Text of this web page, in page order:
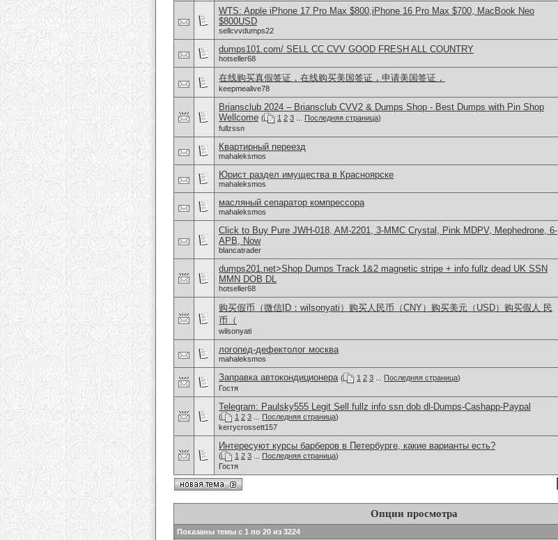
WTS: Apple iPhone 17 Pro Max $800,iPhone 16 Pro Max $700, MacBook Neo
$800USD
sellcvvdumps22
dumps101.com/ SELL CC CVV GOOD FRESH ALL COUNTRY
hotseller68
在线购买真假签证，在线购买美国签证，申请美国签证，
keepmealive78
Briansclub 2024 – Briansclub CVV2 & Dumps Shop - Best Dumps with Pin Shop
Wellcome ( 1 2 3 Последняя страница)
fullzssn
Квартирный переезд
mahaleksmos
Юрист раздел имущества в Красноярске
mahaleksmos
масляный сепаратор компрессора
mahaleksmos
Click to Buy Pure JWH-018, AM-2201, 3-MMC Crystal, Pink MDPV, Mephedrone, 6-
APB, Now
blancatrader
dumps201.net>Shop Dumps Track 1&2 magnetic stripe + info fullz dead UK SSN
MMN DOB DL
hotseller68
购买假币（微信ID：wilsonyati）购买人民币（CNY）购买美元（USD）购买假人 民
币（
wilsonyati
логопед-дефектолог москва
mahaleksmos
Заправка автокондиционера ( 1 2 3 Последняя страница)
Гостя
Telegram: Paulsky555 Legit Sell fullz info ssn dob dl-Dumps-Cashapp-Paypal
( 1 2 3 Последняя страница)
kerrycrossett157
Интересуют курсы барберов в Петербурге, какие варианты есть?
( 1 2 3 Последняя страница)
Гостя
Опции просмотра
Показаны темы с 1 по 20 из 3224